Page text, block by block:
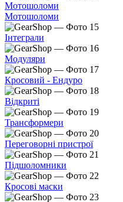
Мотошоломи
Мотошоломи
Інтеграли
Модуляри
Кросовий - Ендуро
Відкриті
Трансформери
Переговорні пристрої
Підшоломники
Кросові маски